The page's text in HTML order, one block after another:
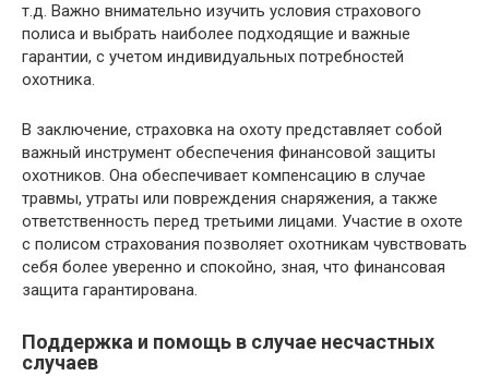
т.д. Важно внимательно изучить условия страхового
полиса и выбрать наиболее подходящие и важные
гарантии, с учетом индивидуальных потребностей
охотника.
В заключение, страховка на охоту представляет собой
важный инструмент обеспечения финансовой защиты
охотников. Она обеспечивает компенсацию в случае
травмы, утраты или повреждения снаряжения, а также
ответственность перед третьими лицами. Участие в охоте
с полисом страхования позволяет охотникам чувствовать
себя более уверенно и спокойно, зная, что финансовая
защита гарантирована.
Поддержка и помощь в случае несчастных
случаев